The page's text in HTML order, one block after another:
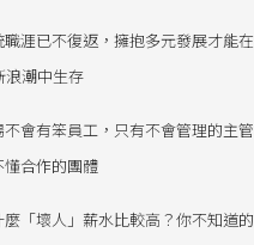
職涯已不復返，擁抱多元發展才能在
浪潮中生存
不會有笨員工，只有不會管理的主管
懂合作的團體
麼「壞人」薪水比較高？你不知道的